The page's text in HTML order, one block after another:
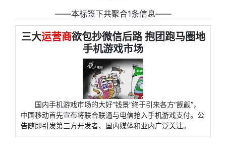
――本标签下共聚合1条信息――
三大运营商欲包抄微信后路 抱团跑马圈地
手机游戏市场
国内手机游戏市场的大好“钱景”终于引来各方“觊觎”，
中国移动首先宣布将联合联通与电信抢入手机游戏支付。公
告随即引发第三方开发者、国内媒体和业内广泛关注。